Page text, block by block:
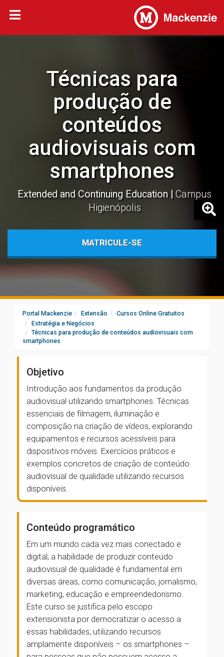
Técnicas para
produção de
conteúdos
audiovisuais com
smartphones
Extended and Continuing Education
Campus
Higienópolis
MATRICULE-SE
Portal Mackenzie Extensão
Cursos Online Gratuitos
Estratégia e Negócios
Técnicas para produção de conteúdos audiovisuais com
smartphones
Objetivo
Introdução aos fundamentos da produção
audiovisual utilizando smartphones. Técnicas
essenciais de filmagem, iluminação e
composição na criação de vídeos, explorando
equipamentos e recursos acessíveis para
dispositivos móveis. Exercícios práticos e
exemplos concretos de criação de conteúdo
audiovisual de qualidade utilizando recursos
disponíveis.
Conteúdo programático
Em um mundo cada vez mais conectado e
digital, a habilidade de produzir conteúdo
audiovisual de qualidade é fundamental em
diversas áreas, como comunicação, jornalismo,
marketing, educação e empreendedorismo.
Este curso se justifica pelo escopo
extensionista por democratizar o acesso a
essas habilidades, utilizando recursos
amplamente disponíveis – os smartphones –